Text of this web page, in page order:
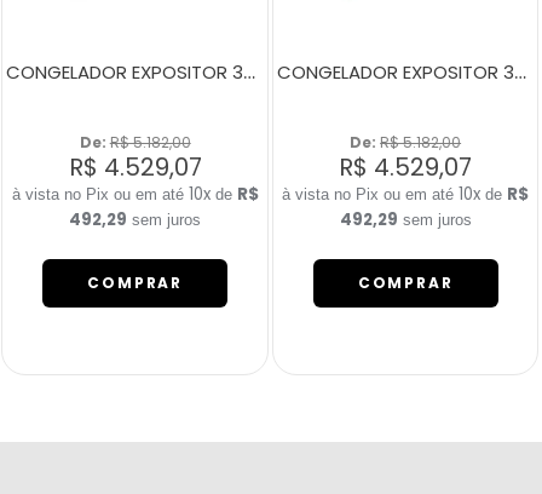
CONGELADOR EXPOSITOR 380 LITROS ECO 350 CINZA
De: R$ 5.182,00
R$ 4.529,07
10xde R$
492,29 sem juros
COMPRAR
CONGELADOR EXPOSITOR 380 LITROS ECO 350 AMARELO
De: R$ 5.182,00
R$ 4.529,07
10x de R$
492,29 sem juros
COMPRAR